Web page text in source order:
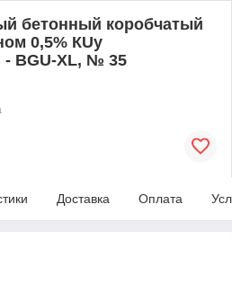
бетонный коробчатый
0,5% КUу
- BGU-XL, № 35
Доставка Оплата